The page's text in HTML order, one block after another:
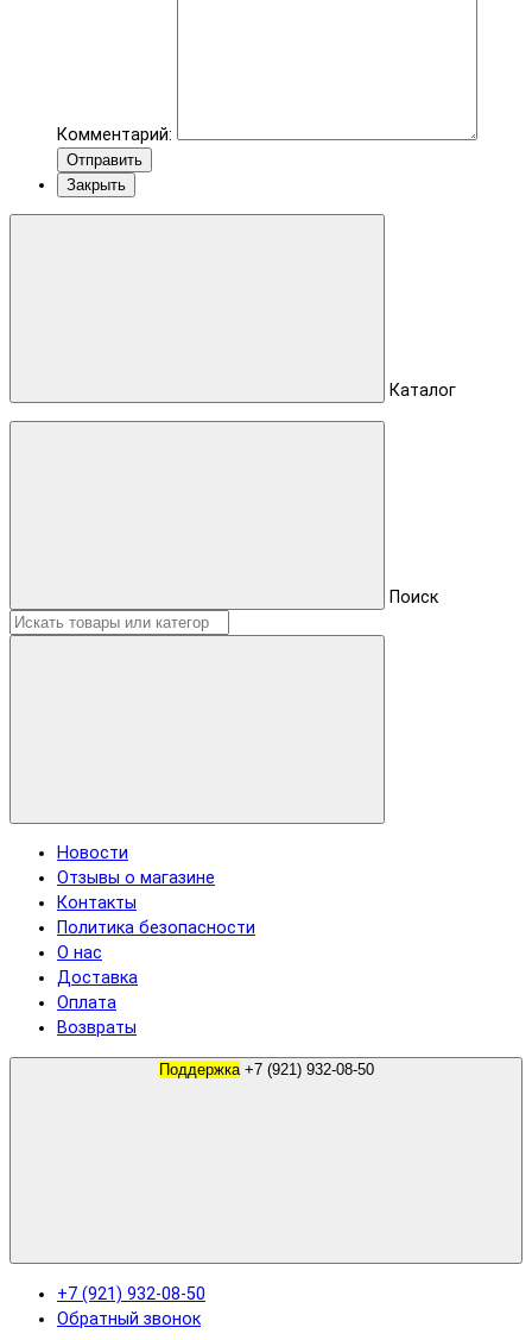
Комментарий:
Отправить
Закрыть
Каталог
Поиск
Новости
Отзывы о магазине
Контакты
Политика безопасности
О нас
Доставка
Оплата
Возвраты
Поддержка +7 (921) 932-08-50
+7 (921) 932-08-50
Обратный звонок